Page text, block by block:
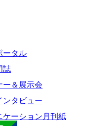
ータル
誌
ー＆展示会
ンタビュー
ケーション月刊紙